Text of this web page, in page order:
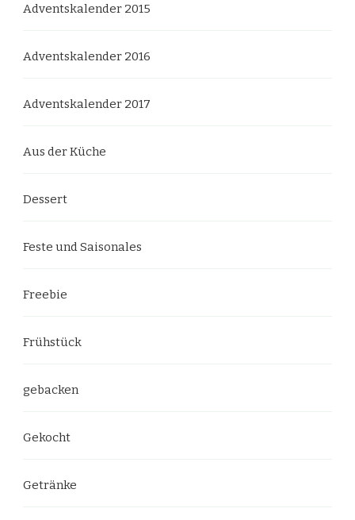
Adventskalender 2015
Adventskalender 2016
Adventskalender 2017
Aus der Küche
Dessert
Feste und Saisonales
Freebie
Frühstück
gebacken
Gekocht
Getränke